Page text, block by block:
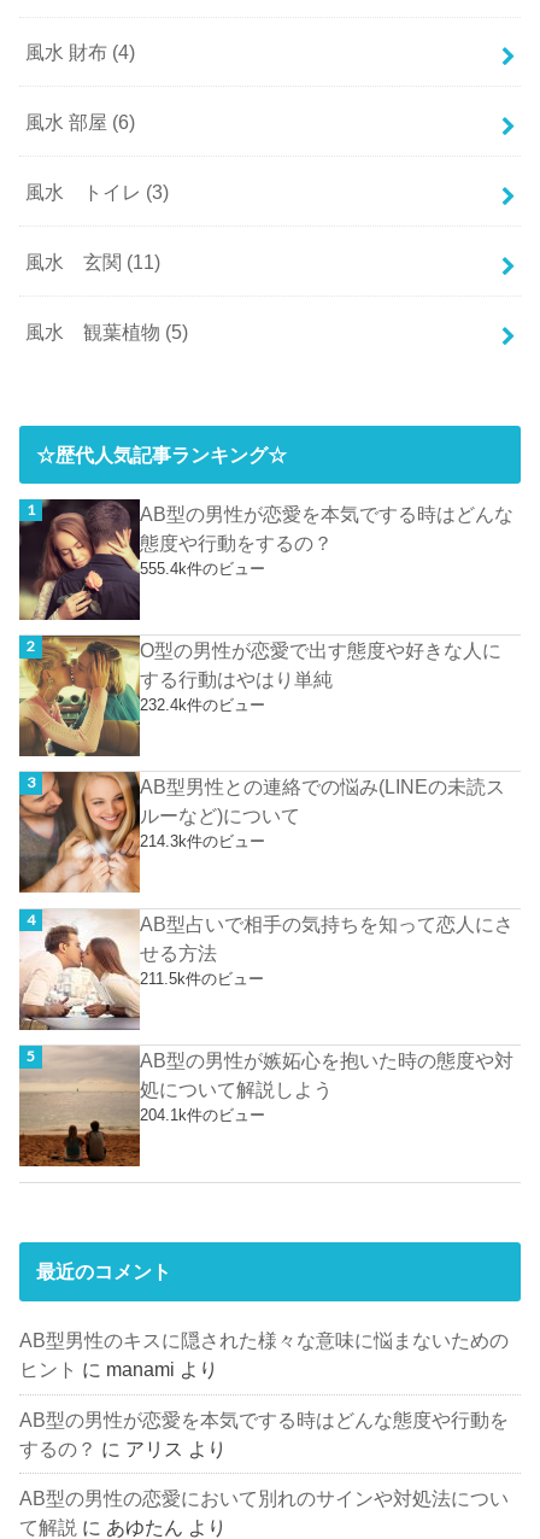
風水 財布 (4)
風水 部屋 (6)
風水 トイレ (3)
風水 玄関 (11)
風水 観葉植物 (5)
☆歴代人気記事ランキング☆
AB型の男性が恋愛を本気でする時はどんな
態度や行動をするの？
555.4k件のビュー
O型の男性が恋愛で出す態度や好きな人に
する行動はやはり単純
232.4k件のビュー
AB型男性との連絡での悩み(LINEの未読ス
ルーなど)について
214.3k件のビュー
AB型占いで相手の気持ちを知って恋人にさ
せる方法
211.5k件のビュー
AB型の男性が嫉妬心を抱いた時の態度や対
処について解説しよう
204.1k件のビュー
最近のコメント
AB型男性のキスに隠された様々な意味に悩まないための
ヒント に manami より
AB型の男性が恋愛を本気でする時はどんな態度や行動を
するの？ に アリス より
AB型の男性の恋愛において別れのサインや対処法につい
て解説 に あゆたん より